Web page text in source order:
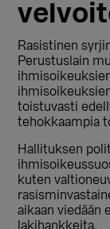
Rasistinen
Perustuslain
toistuvasti
tehokkaampia
Hallituksen
kuten
aikaan viedään
lakihankkeita.